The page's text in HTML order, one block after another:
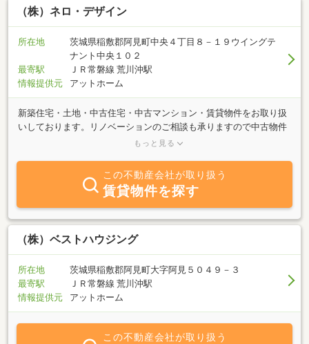
（株）ネロ・デザイン
所在地
茨城県稲敷郡阿見町中央４丁目８－１９ウイングテ
ナント中央１０２
最寄駅
ＪＲ常磐線 荒川沖駅
情報提供元
アットホーム
新築住宅・土地・中古住宅・中古マンション・賃貸物件をお取り扱
いしております。リノベーションのご相談も承りますので中古物件
のご購入と合わせてリノベーションをご検討の際はお気軽にご相談
もっと見る
この不動産会社が取り扱う
賃貸物件を探す
（株）ベストハウジング
所在地
茨城県稲敷郡阿見町大字阿見５０４９－３
最寄駅
ＪＲ常磐線 荒川沖駅
情報提供元
アットホーム
この不動産会社が取り扱う